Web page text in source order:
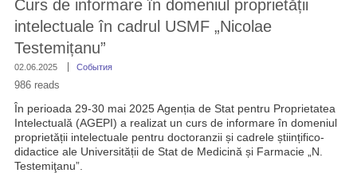
Curs de informare în domeniul proprietății
intelectuale în cadrul USMF „Nicolae
Testemițanu”
02.06.2025 События
În perioada 29-30 mai 2025 Agenția de Stat pentru Proprietatea
Intelectuală (AGEPI) a realizat un curs de informare în domeniul
proprietății intelectuale pentru doctoranzii și cadrele științifico-
didactice ale Universității de Stat de Medicină și Farmacie „N.
Testemiţanu”.
986 reads